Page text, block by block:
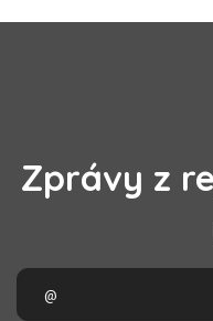
Zprávy z